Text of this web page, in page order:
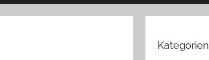
Kategorien